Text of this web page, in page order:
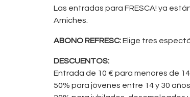
Las entradas para FRESCA! ya
Arniches.
ABONO REFRESC:Elige tres
DESCUENTOS:
Entrada de 10 € para menores de 14
50% para jóvenes entre 14 y 30 años.